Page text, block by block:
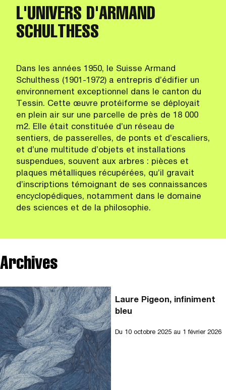
L'UNIVERS D'ARMAND
SCHULTHESS
Dans les années 1950, le Suisse Armand
Schulthess (1901-1972) a entrepris d’édifier un
environnement exceptionnel dans le canton du
Tessin. Cette œuvre protéiforme se déployait
en plein air sur une parcelle de près de 18 000
m2. Elle était constituée d’un réseau de
sentiers, de passerelles, de ponts et d’escaliers,
et d’une multitude d’objets et installations
suspendues, souvent aux arbres : pièces et
plaques métalliques récupérées, qu’il gravait
d’inscriptions témoignant de ses connaissances
encyclopédiques, notamment dans le domaine
des sciences et de la philosophie.
Archives
Laure Pigeon, infiniment
bleu
Du 10 octobre 2025 au 1 février 2026